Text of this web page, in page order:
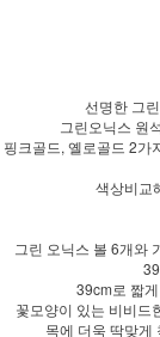
선명한 그
그린오닉스 원
핑크골드, 옐로골드 2가
색상비교
그린 오닉스 볼 6개와
39cm로 짧
꽃모양이 있는 비비드
목에 더욱 딱맞게